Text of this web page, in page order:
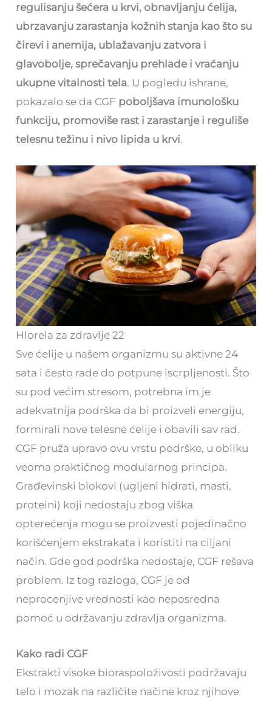
regulisanju šećera u krvi, obnavljanju ćelija,
ubrzavanju zarastanja kožnih stanja kao što su
čirevi i anemija, ublažavanju zatvora i
glavobolje, sprečavanju prehlade i vraćanju
ukupne vitalnosti tela. U pogledu ishrane,
pokazalo se da CGF poboljšava imunološku
funkciju, promoviše rast i zarastanje i reguliše
telesnu težinu i nivo lipida u krvi.
Hlorela za zdravlje 22
Sve ćelije u našem organizmu su aktivne 24
sata i često rade do potpune iscrpljenosti. Što
su pod većim stresom, potrebna im je
adekvatnija podrška da bi proizveli energiju,
formirali nove telesne ćelije i obavili sav rad.
CGF pruža upravo ovu vrstu podrške, u obliku
veoma praktičnog modularnog principa.
Građevinski blokovi (ugljeni hidrati, masti,
proteini) koji nedostaju zbog viška
opterećenja mogu se proizvesti pojedinačno
korišćenjem ekstrakata i koristiti na ciljani
način. Gde god podrška nedostaje, CGF rešava
problem. Iz tog razloga, CGF je od
neprocenjive vrednosti kao neposredna
pomoć u održavanju zdravlja organizma.
Kako radi CGF
Ekstrakti visoke bioraspoloživosti podržavaju
telo i mozak na različite načine kroz njihove